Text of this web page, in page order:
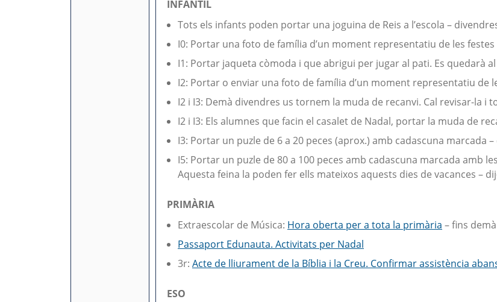
INFANTIL
Tots els infants poden portar una joguina de Reis a l’escola –
I0: Portar una foto de família d’un moment representatiu de les festes
I1: Portar jaqueta còmoda i que abrigui per jugar al pati. Es quedarà al
I2: Portar o enviar una foto de família d’un moment representatiu de
I2 i I3: Demà divendres us tornem la muda de recanvi. Cal revisar-la i
I2 i I3: Els alumnes que facin el casalet de Nadal, portar la muda de
I3: Portar un puzle de 6 a 20 peces (aprox.) amb cadascuna marcada –
I5: Portar un puzle de 80 a 100 peces amb cadascuna marcada amb
Aquesta feina la poden fer ells mateixos aquests dies de vacances –
PRIMÀRIA
Extraescolar de Música: Hora oberta per a tota la primària – fins
Passaport Edunauta. Activitats per Nadal
3r: Acte de lliurament de la Bíblia i la Creu. Confirmar assistència
ESO